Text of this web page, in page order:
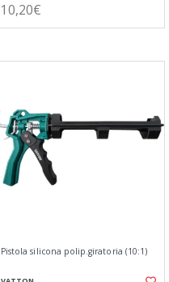
10,20€
Pistola silicona polip.giratoria (10:1)